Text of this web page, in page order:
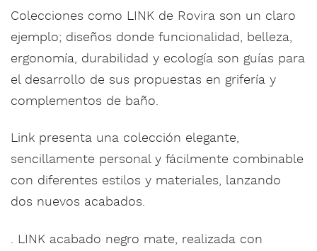
Colecciones como LINK de Rovira son un claro
ejemplo; diseños donde funcionalidad, belleza,
ergonomía, durabilidad y ecología son guías para
el desarrollo de sus propuestas en grifería y
complementos de baño.
Link presenta una colección elegante,
sencillamente personal y fácilmente combinable
con diferentes estilos y materiales, lanzando
dos nuevos acabados.
. LINK acabado negro mate, realizada con